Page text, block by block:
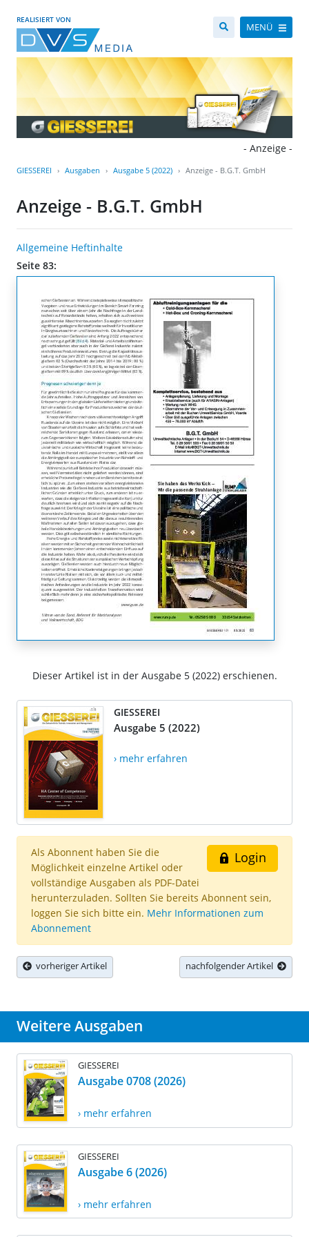
REALISIERT VON
MENÜ
- Anzeige -
GIESSEREI Ausgaben Ausgabe 5 (2022) Anzeige - B.G.T. GmbH
Anzeige - B.G.T. GmbH
Allgemeine Heftinhalte
Seite 83:
Dieser Artikel ist in der Ausgabe 5 (2022) erschienen.
GIESSEREI
Ausgabe 5 (2022)
› mehr erfahren
Login
Als Abonnent haben Sie die
Möglichkeit einzelne Artikel oder
vollständige Ausgaben als PDF-Datei
herunterzuladen. Sollten Sie bereits Abonnent sein,
loggen Sie sich bitte ein. Mehr Informationen zum
Abonnement
vorheriger Artikel nachfolgender Artikel
Weitere Ausgaben
GIESSEREI
Ausgabe 0708 (2026)
› mehr erfahren
GIESSEREI
Ausgabe 6 (2026)
› mehr erfahren